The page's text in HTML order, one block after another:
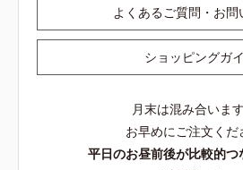
よくあるご質問・お問
ショッピングガ
月末は混み合いま
お早めにご注文くだ
平日のお昼前後が比較的つ